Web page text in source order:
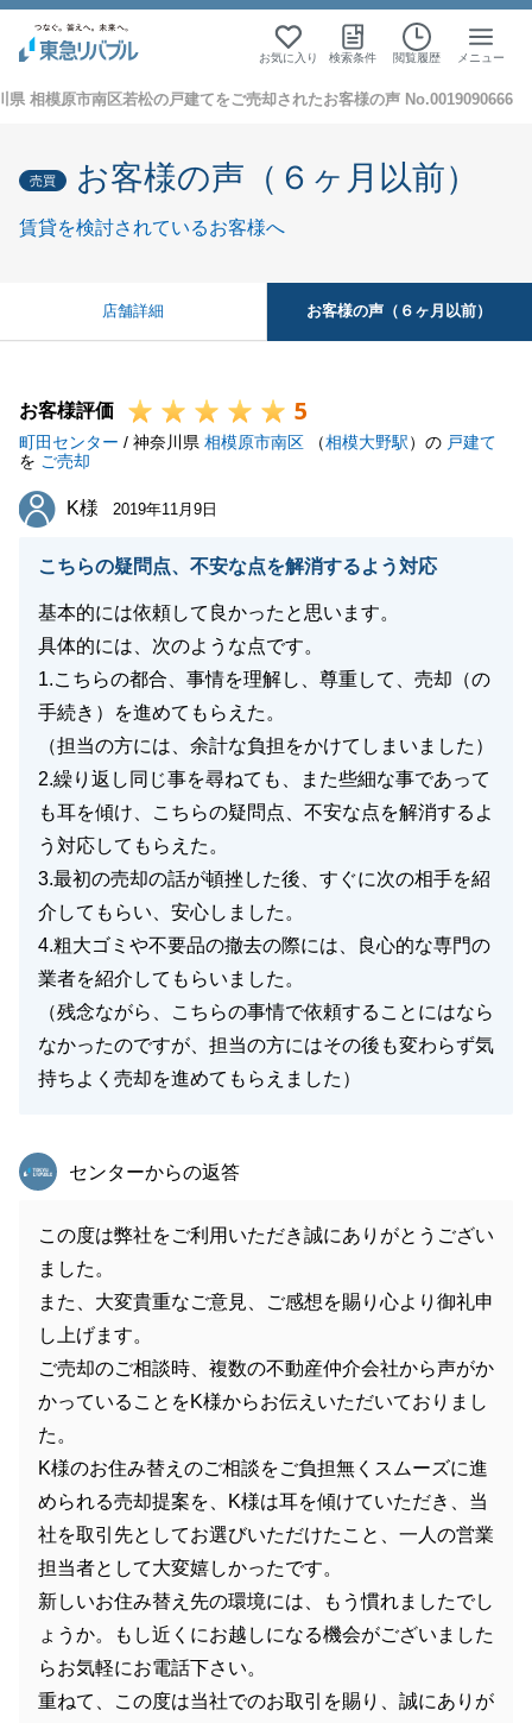
お気に入り 検索条件 閲覧履歴 メニュー
県 相模原市南区若松の戸建てをご売却されたお客様の声 No.0019090666
売買 お客様の声（６ヶ月以前）
賃貸を検討されているお客様へ
店舗詳細 お客様の声（６ヶ月以前）
お客様評価 5
町田センター / 神奈川県 相模原市南区 （相模大野駅）の 戸建て
を ご売却
K様
K様 2019年11月9日
こちらの疑問点、不安な点を解消するよう対応
基本的には依頼して良かったと思います。
具体的には、次のような点です。
1.こちらの都合、事情を理解し、尊重して、売却（の
手続き）を進めてもらえた。
（担当の方には、余計な負担をかけてしまいました）
2.繰り返し同じ事を尋ねても、また些細な事であって
も耳を傾け、こちらの疑問点、不安な点を解消するよ
う対応してもらえた。
3.最初の売却の話が頓挫した後、すぐに次の相手を紹
介してもらい、安心しました。
4.粗大ゴミや不要品の撤去の際には、良心的な専門の
業者を紹介してもらいました。
（残念ながら、こちらの事情で依頼することにはなら
なかったのですが、担当の方にはその後も変わらず気
持ちよく売却を進めてもらえました）
東急リバブル
センターからの返答
この度は弊社をご利用いただき誠にありがとうござい
ました。
また、大変貴重なご意見、ご感想を賜り心より御礼申
し上げます。
ご売却のご相談時、複数の不動産仲介会社から声がか
かっていることをK様からお伝えいただいておりまし
た。
K様のお住み替えのご相談をご負担無くスムーズに進
められる売却提案を、K様は耳を傾けていただき、当
社を取引先としてお選びいただけたこと、一人の営業
担当者として大変嬉しかったです。
新しいお住み替え先の環境には、もう慣れましたでし
ょうか。もし近くにお越しになる機会がございました
らお気軽にお電話下さい。
重ねて、この度は当社でのお取引を賜り、誠にありが